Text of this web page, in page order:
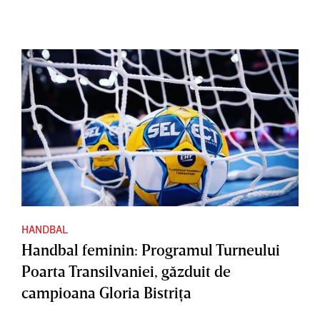
HANDBAL
Handbal feminin: Programul Turneului
Poarta Transilvaniei, găzduit de
campioana Gloria Bistriţa